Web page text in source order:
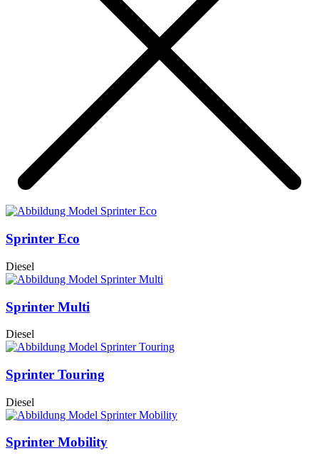
Sprinter Eco
Diesel
Sprinter Multi
Diesel
Sprinter Touring
Diesel
Sprinter Mobility